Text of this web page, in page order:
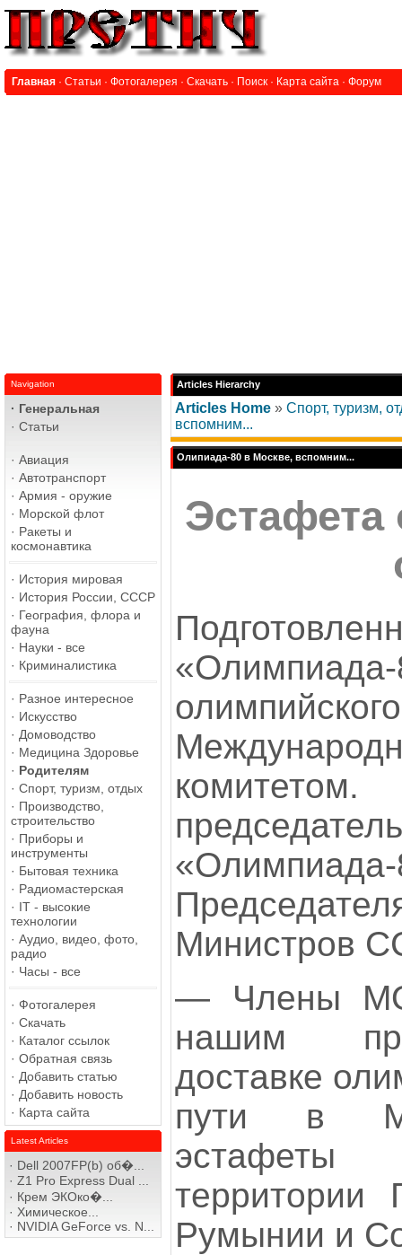
Главная · Статьи · Фотогалерея · Скачать · Поиск · Карта сайта · Форум
Navigation
· Генеральная
· Статьи
· Авиация
· Автотранспорт
· Армия - оружие
· Морской флот
· Ракеты и
космонавтика
· История мировая
· История России, СССР
· География, флора и
фауна
· Науки - все
· Криминалистика
· Разное интересное
· Искусство
· Домоводство
· Медицина Здоровье
· Родителям
· Спорт, туризм, отдых
· Производство,
строительство
· Приборы и
инструменты
· Бытовая техника
· Радиомастерская
· IT - высокие
технологии
· Аудио, видео, фото,
радио
· Часы - все
· Фотогалерея
· Скачать
· Каталог ссылок
· Обратная связь
· Добавить статью
· Добавить новость
· Карта сайта
Latest Articles
· Dell 2007FP(b) об�...
· Z1 Pro Express Dual ...
· Крем ЭКОко�...
· Химическое...
· NVIDIA GeForce vs. N...
Articles Hierarchy
Articles Home » Спорт, туризм,
вспомним...
Олипиада-80 в Москве, вспомним...
Эстафета
Министров
— Члены
нашим
доставке
пути в
территории
Румынии и